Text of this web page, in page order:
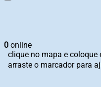
0 online
clique no mapa e coloque
arraste o marcador para